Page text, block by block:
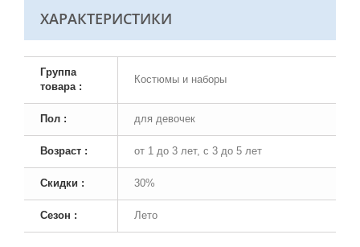
ХАРАКТЕРИСТИКИ
Группа
товара :
Костюмы и наборы
Пол : для девочек
Возраст : от 1 до 3 лет, с 3 до 5 лет
Скидки : 30%
Сезон : Лето